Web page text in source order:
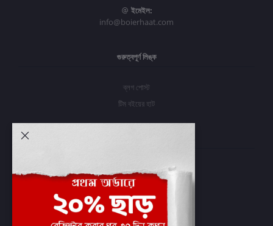
ইমেইল:
info@boierhaat.com
গুরুত্বপূর্ণ লিঙ্ক
ব্লগ পোস্ট
টিম বইয়ের হাট
প্রবেশ করুন
অর্ডার ইতিহাস
আমার ইচ্ছাগুলি
অর্ডার ট্র্যাকিং